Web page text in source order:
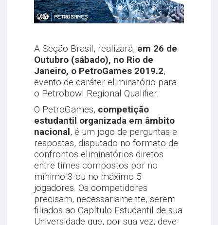
A Seção Brasil, realizará, em 26 de
Outubro (sábado), no Rio de
Janeiro, o PetroGames 2019.2,
evento de caráter eliminatório para
o Petrobowl Regional Qualifier.
O PetroGames, competição
estudantil organizada em âmbito
nacional, é um jogo de perguntas e
respostas, disputado no formato de
confrontos eliminatórios diretos
entre times compostos por no
mínimo 3 ou no máximo 5
jogadores. Os competidores
precisam, necessariamente, serem
filiados ao Capítulo Estudantil de sua
Universidade que, por sua vez, deve